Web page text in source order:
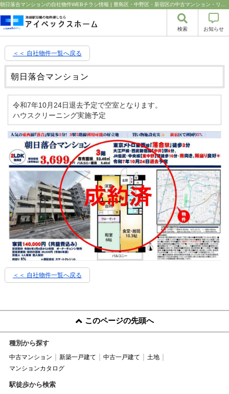
検索 お知らせ
＜＜ 自社物件一覧へ戻る
朝日落合マンション
令和7年10月24日退去予定で空室となります。
ハウスクリーニング実施予定
＜＜ 自社物件一覧へ戻る
このページの先頭へ
種別から探す
中古マンション 新築一戸建て 中古一戸建て
土地
マンションカタログ
駅徒歩から検索